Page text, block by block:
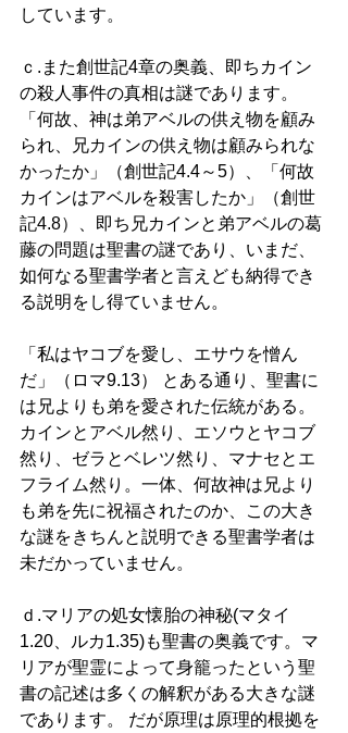
しています。
ｃ.また創世記4章の奥義、即ちカイン
の殺人事件の真相は謎であります。
「何故、神は弟アベルの供え物を顧み
られ、兄カインの供え物は顧みられな
かったか」（創世記4.4～5）、「何故
カインはアベルを殺害したか」（創世
記4.8）、即ち兄カインと弟アベルの葛
藤の問題は聖書の謎であり、いまだ、
如何なる聖書学者と言えども納得でき
る説明をし得ていません。
「私はヤコブを愛し、エサウを憎ん
だ」（ロマ9.13） とある通り、聖書に
は兄よりも弟を愛された伝統がある。
カインとアベル然り、エソウとヤコブ
然り、ゼラとベレツ然り、マナセとエ
フライム然り。一体、何故神は兄より
も弟を先に祝福されたのか、この大き
な謎をきちんと説明できる聖書学者は
未だかっていません。
ｄ.マリアの処女懐胎の神秘(マタイ
1.20、ルカ1.35)も聖書の奥義です。マ
リアが聖霊によって身籠ったという聖
書の記述は多くの解釈がある大きな謎
であります。 だが原理は原理的根拠を